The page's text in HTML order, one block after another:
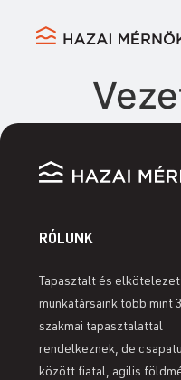
RÓLUNK
Tapasztalt és
munkatársaink több mint
szakmai tapasztalattal
rendelkeznek, de
között fiatal, agilis